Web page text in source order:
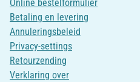
Online bestelformulier
Betaling en levering
Annuleringsbeleid
Privacy-settings
Retourzending
Verklaring over